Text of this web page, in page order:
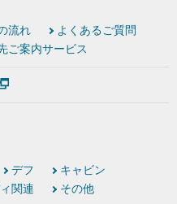
流れ
よくあるご質問
ご案内サービス
デフ
キャビン
関連 その他